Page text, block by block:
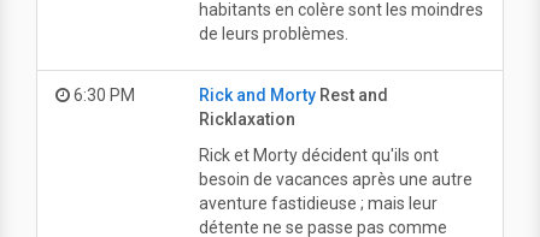
habitants en colère sont les moindres
de leurs problèmes.
6:30 PM Rick and MortyRest and
Ricklaxation
Rick et Morty décident qu'ils ont
besoin de vacances après une autre
aventure fastidieuse ; mais leur
détente ne se passe pas comme